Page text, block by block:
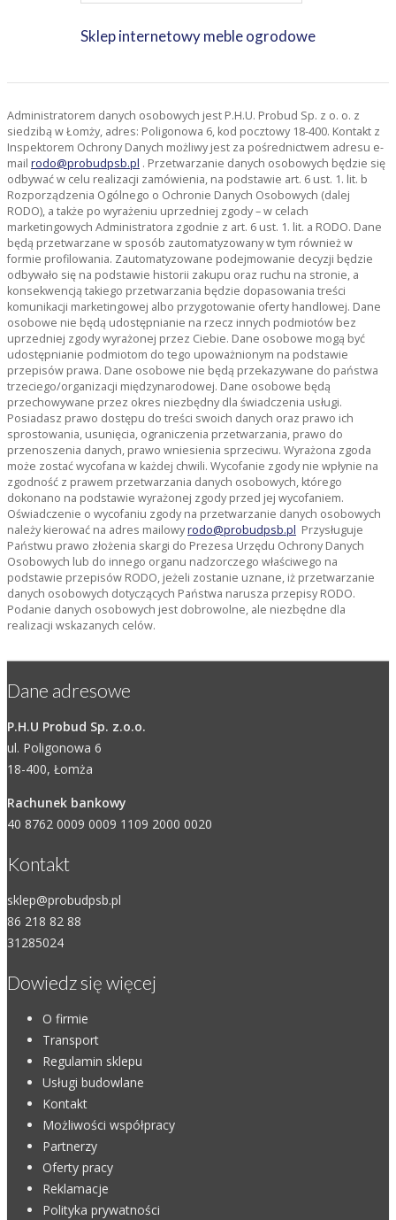
Sklep internetowy meble ogrodowe
Administratorem danych osobowych jest P.H.U. Probud Sp. z o. o. z
siedzibą w Łomży, adres: Poligonowa 6, kod pocztowy 18-400. Kontakt z
Inspektorem Ochrony Danych możliwy jest za pośrednictwem adresu e-
mail rodo@probudpsb.pl . Przetwarzanie danych osobowych będzie się
odbywać w celu realizacji zamówienia, na podstawie art. 6 ust. 1. lit. b
Rozporządzenia Ogólnego o Ochronie Danych Osobowych (dalej
RODO), a także po wyrażeniu uprzedniej zgody – w celach
marketingowych Administratora zgodnie z art. 6 ust. 1. lit. a RODO. Dane
będą przetwarzane w sposób zautomatyzowany w tym również w
formie profilowania. Zautomatyzowane podejmowanie decyzji będzie
odbywało się na podstawie historii zakupu oraz ruchu na stronie, a
konsekwencją takiego przetwarzania będzie dopasowania treści
komunikacji marketingowej albo przygotowanie oferty handlowej. Dane
osobowe nie będą udostępnianie na rzecz innych podmiotów bez
uprzedniej zgody wyrażonej przez Ciebie. Dane osobowe mogą być
udostępnianie podmiotom do tego upoważnionym na podstawie
przepisów prawa. Dane osobowe nie będą przekazywane do państwa
trzeciego/organizacji międzynarodowej. Dane osobowe będą
przechowywane przez okres niezbędny dla świadczenia usługi.
Posiadasz prawo dostępu do treści swoich danych oraz prawo ich
sprostowania, usunięcia, ograniczenia przetwarzania, prawo do
przenoszenia danych, prawo wniesienia sprzeciwu. Wyrażona zgoda
może zostać wycofana w każdej chwili. Wycofanie zgody nie wpłynie na
zgodność z prawem przetwarzania danych osobowych, którego
dokonano na podstawie wyrażonej zgody przed jej wycofaniem.
Oświadczenie o wycofaniu zgody na przetwarzanie danych osobowych
należy kierować na adres mailowyrodo@probudpsb.pl Przysługuje
Państwu prawo złożenia skargi do Prezesa Urzędu Ochrony Danych
Osobowych lub do innego organu nadzorczego właściwego na
podstawie przepisów RODO, jeżeli zostanie uznane, iż przetwarzanie
danych osobowych dotyczących Państwa narusza przepisy RODO.
Podanie danych osobowych jest dobrowolne, ale niezbędne dla
realizacji wskazanych celów.
Dane adresowe
P.H.U Probud Sp. z.o.o.
ul. Poligonowa 6
18-400, Łomża
Rachunek bankowy
40 8762 0009 0009 1109 2000 0020
Kontakt
sklep@probudpsb.pl
86 218 82 88
31285024
Dowiedz się więcej
O firmie
Transport
Regulamin sklepu
Usługi budowlane
Kontakt
Możliwości współpracy
Partnerzy
Oferty pracy
Reklamacje
Polityka prywatności